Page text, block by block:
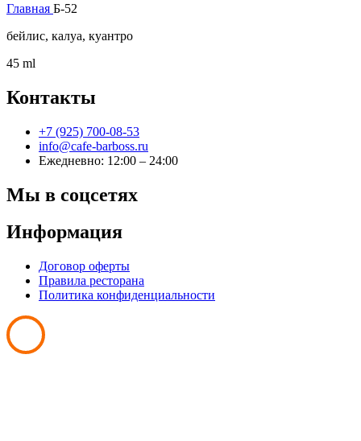
Главная Б-52
бейлис, калуа, куантро
45 ml
Контакты
+7 (925) 700-08-53
info@cafe-barboss.ru
Ежедневно: 12:00 – 24:00
Мы в соцсетях
Информация
Договор оферты
Правила ресторана
Политика конфиденциальности